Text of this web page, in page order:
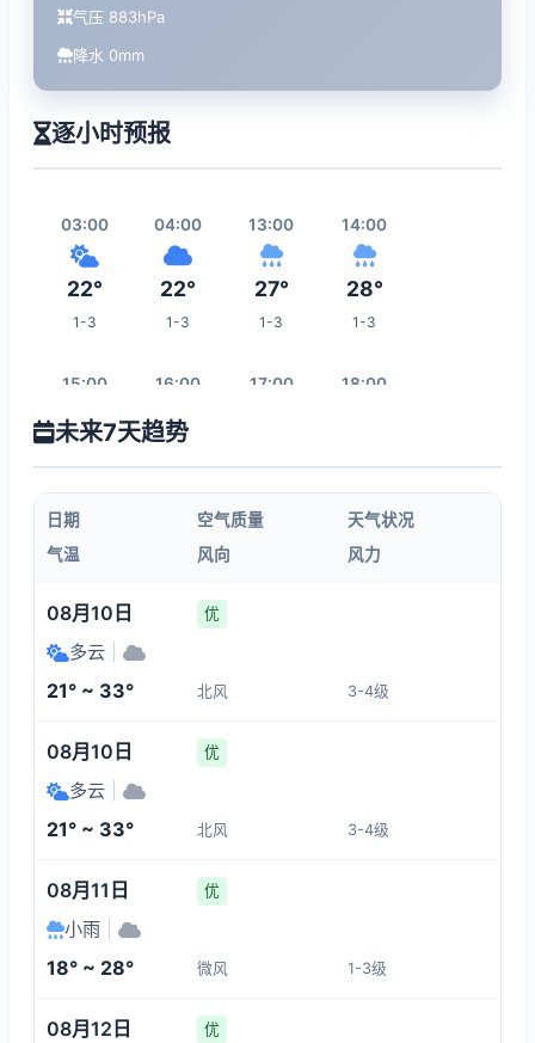
气压 883hPa
降水 0mm
逐小时预报
03:00
22°
1-3
04:00
22°
1-3
13:00
27°
1-3
14:00
28°
1-3
15:00
27°
16:00
27°
17:00 18:00
19:00
26°
1-3
20:00 22:00
05:00
21°
1-3
23:00 01:00
19°
1-3 1-3
09:00 10:00
未来7天趋势
日期 空气质量
天气状况
气温
风向 风力
08月10日 优
多云
21° ~ 33° 北风 3-4级
08月10日 优
多云
21° ~ 33° 北风 3-4级
08月11日 优
小雨
18° ~ 28° 微风 1-3级
08月12日 优